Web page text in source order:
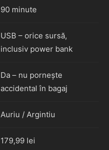
90 minute
USB – orice sursă,
inclusiv power bank
Da – nu pornește
accidental în bagaj
Auriu / Argintiu
179,99 lei